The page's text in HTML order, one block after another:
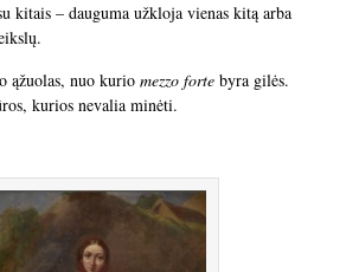
kitais – dauguma užkloja vienas kitą arba
ąžuolas, nuo kurio mezzo forte byra gilės.
kurios nevalia minėti.